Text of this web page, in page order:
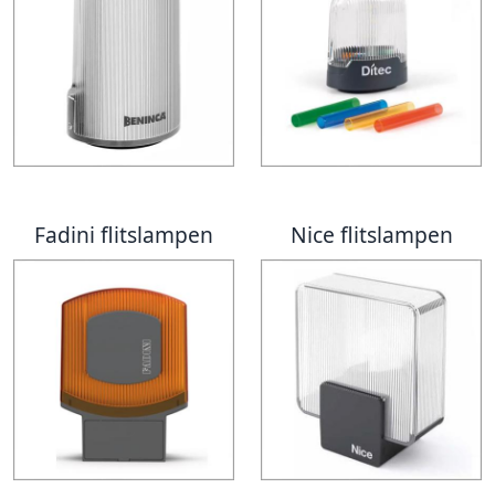
Fadini flitslampen Nice flitslampen